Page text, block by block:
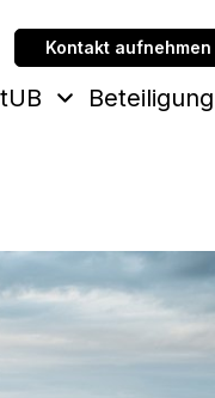
Beteiligung
Kontakt aufnehmen